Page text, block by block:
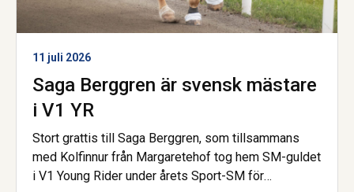
11 juli 2026
Saga Berggren är svensk mästare
i V1 YR
Stort grattis till Saga Berggren, som tillsammans
med Kolfinnur från Margaretehof tog hem SM-guldet
i V1 Young Rider under årets Sport-SM för